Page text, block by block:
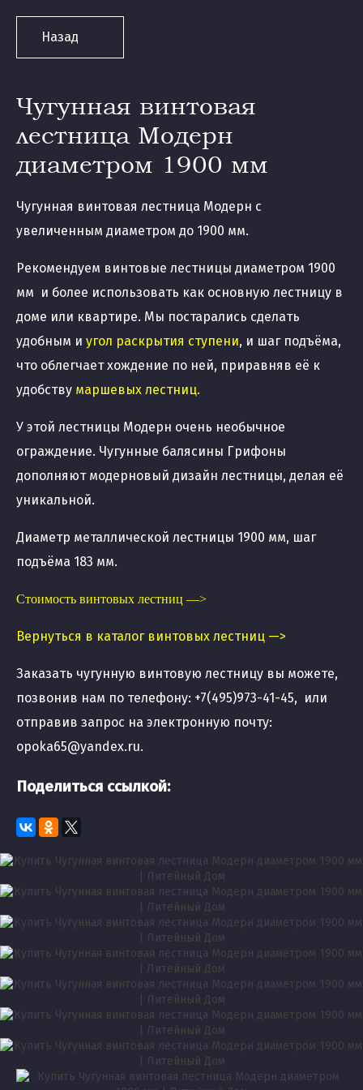
Назад
Чугунная винтовая
лестница Модерн
диаметром 1900 мм
Чугунная винтовая лестница Модерн с
увеличенным диаметром до 1900 мм.
Рекомендуем винтовые лестницы диаметром 1900
мм и более использовать как основную лестницу в
доме или квартире. Мы постарались сделать
удобным и угол раскрытия ступени, и шаг подъёма,
что облегчает хождение по ней, приравняв её к
удобству маршевых лестниц.
У этой лестницы Модерн очень необычное
ограждение. Чугунные балясины Грифоны
дополняют модерновый дизайн лестницы, делая её
уникальной.
Диаметр металлической лестницы 1900 мм, шаг
подъёма 183 мм.
Стоимость винтовых лестниц —>
Вернуться в каталог винтовых лестниц —>
Заказать чугунную винтовую лестницу вы можете,
позвонив нам по телефону: +7(495)973-41-45, или
отправив запрос на электронную почту:
opoka65@yandex.ru.
Поделиться ссылкой: